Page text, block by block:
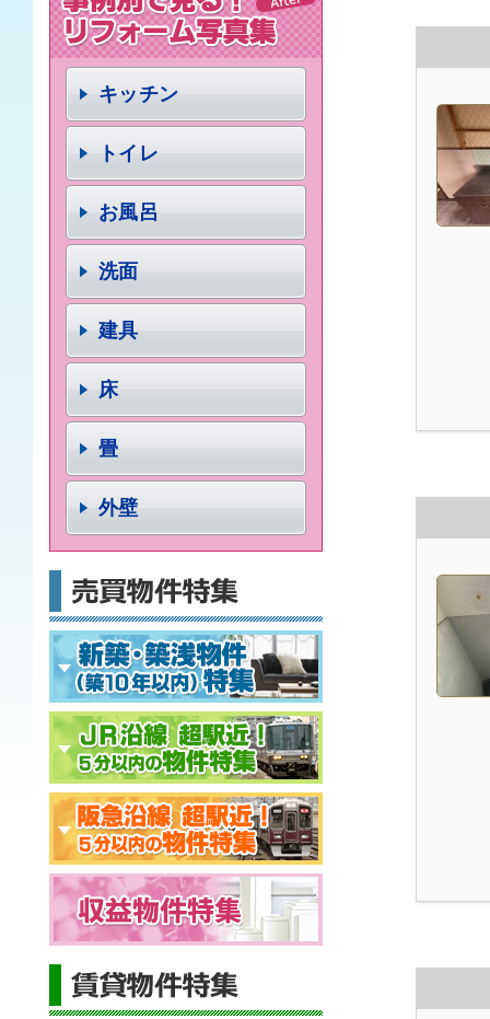
キッチン
トイレ
お風呂
洗面
建具
床
畳
外壁